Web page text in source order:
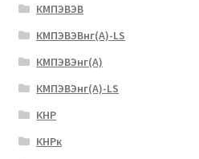
КМПЭВЭВ
КМПЭВЭВнг(А)-LS
КМПЭВЭнг(А)
КМПЭВЭнг(А)-LS
КНР
КНРк